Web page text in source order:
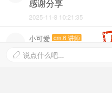
感谢分享
2025-11-8 10:21:35
小可爱 cm.6 讲师
感谢分享
 说点什么吧...